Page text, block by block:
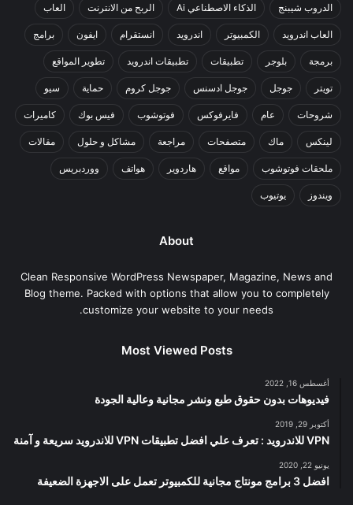
الدروب شيبنج الذكاء الاصطناعي Ai الربح من الانترنت العاب
العاب اندرويد الكمبيوتر اندرويد انستقرام ايفون برامج
برمجة بلوجر تطبيقات تطبيقات اندرويد تطوير المواقع
تويتر جوجل جوجل ادسنس جوجل كروم حماية سيو
شروحات عام فايرفوكس فوتوشوب فيس بوك كاميرات
لينكس ماك متصفحات مراجعة مشاكل و حلول مقالات
ملحقات فوتوشوب مواقع هاردوير هواتف ووردبريس
ويندوز يوتيوب
About
Clean Responsive WordPress Newspaper, Magazine, News and
Blog theme. Packed with options that allow you to completely
customize your website to your needs.
Most Viewed Posts
أغسطس 16, 2022
فيديوهات بدون حقوق طبع ونشر مجانية وعالية الجودة
أكتوبر 29, 2019
VPN للاندرويد : تعرف علي افضل تطبيقات VPN للاندرويد سريعة و آمنة
يونيو 22, 2020
افضل 3 برامج مونتاج مجانية للكمبيوتر تعمل على الاجهزة الضعيفة